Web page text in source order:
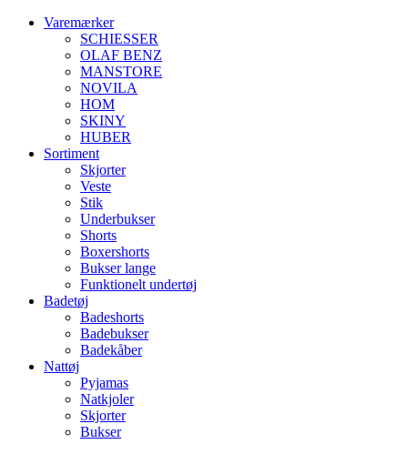
Varemærker
SCHIESSER
OLAF BENZ
MANSTORE
NOVILA
HOM
SKINY
HUBER
Sortiment
Skjorter
Veste
Stik
Underbukser
Shorts
Boxershorts
Bukser lange
Funktionelt undertøj
Badetøj
Badeshorts
Badebukser
Badekåber
Nattøj
Pyjamas
Natkjoler
Skjorter
Bukser